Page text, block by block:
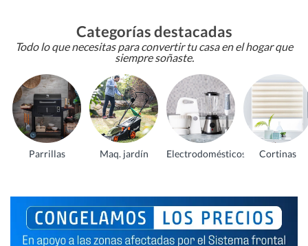
Categorías destacadas
Todo lo que necesitas para convertir tu casa en el hogar que
siempre soñaste.
Parrillas Maq. jardín Electrodomésticos Cortinas